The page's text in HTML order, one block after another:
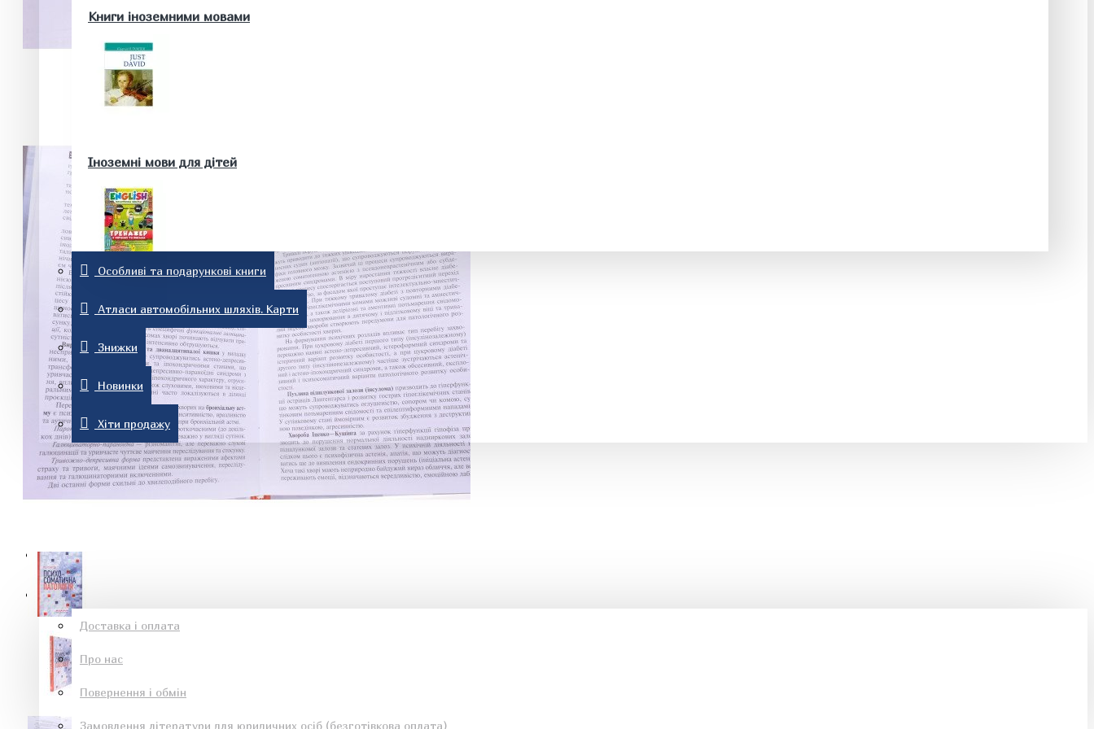
Батькам та майбутнім батькам
Історія
Комп'ютерна література
Здоров'я та краса
Домашні тварини. Акваріум
Книги іноземними мовами
Іноземні мови для дітей
Словники та розмовники
Особливі та подарункові книги
Атласи автомобільних шляхів. Карти
Знижки
Новинки
Хіти продажу
Знижки
Хіти продажу
Інформація
Доставка і оплата
Про нас
Повернення і обмін
Замовлення літератури для юридичних осіб (безготівкова оплата)